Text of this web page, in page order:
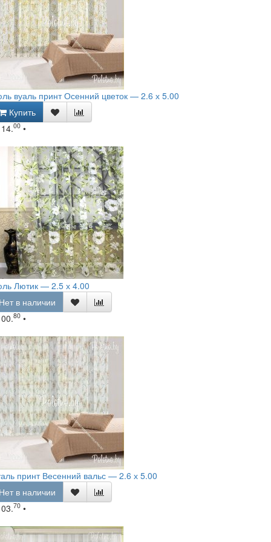
вуаль принт Осенний цветок — 2.6 х 5.00
Купить
00 •
Лютик — 2.5 х 4.00
в наличии
80 •
принт Весенний вальс — 2.6 х 5.00
в наличии
70 •